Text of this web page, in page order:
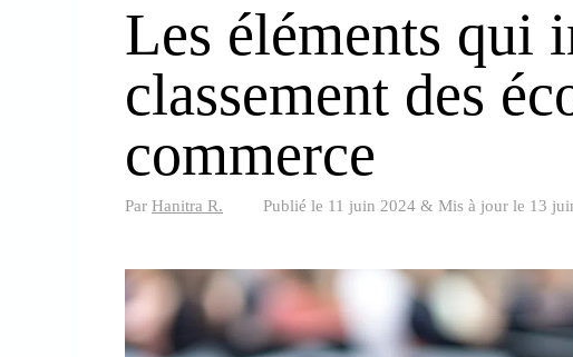
Les éléments qui
classement des
commerce
Par Hanitra R. Publié le 11 juin 2024 & Mis à jour le 13